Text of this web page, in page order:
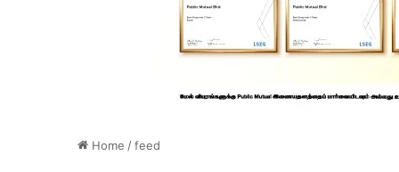
Home /feed